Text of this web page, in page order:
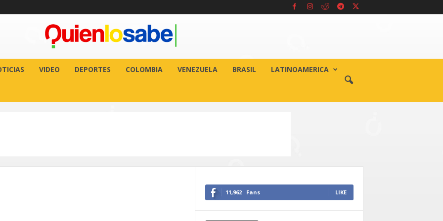
VIDEO DEPORTES COLOMBIA VENEZUELA BRASIL LATINOAMERICA
11,962 Fans LIKE